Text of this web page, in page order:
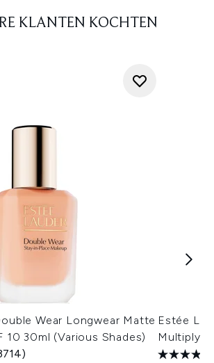
KLANTEN KOCHTEN
Wear Longwear Matte
10 30ml (Various Shades)
Estée